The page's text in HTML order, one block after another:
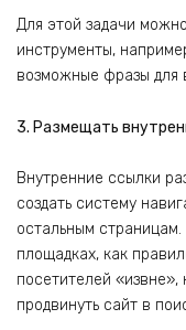
Для этой задачи
инструменты,
возможные фразы для
3. Размещать
Внутренние ссылки
создать систему
остальным
площадках, как
посетителей
продвинуть сайт в